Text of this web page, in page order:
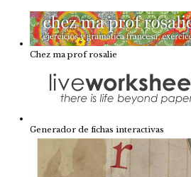
Chez ma prof rosalie
Generador de fichas interactivas